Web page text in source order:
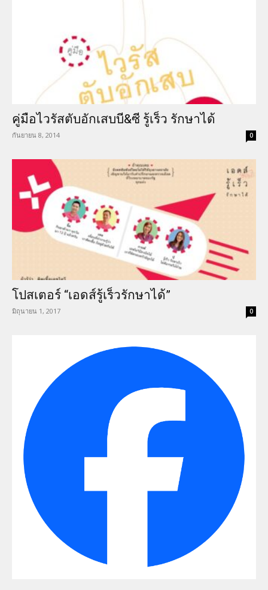
คู่มือไวรัสตับอักเสบบี&ซี รู้เร็ว รักษาได้
กันยายน 8, 2014 0
โปสเตอร์ “เอดส์รู้เร็วรักษาได้”
มิถุนายน 1, 2017 0